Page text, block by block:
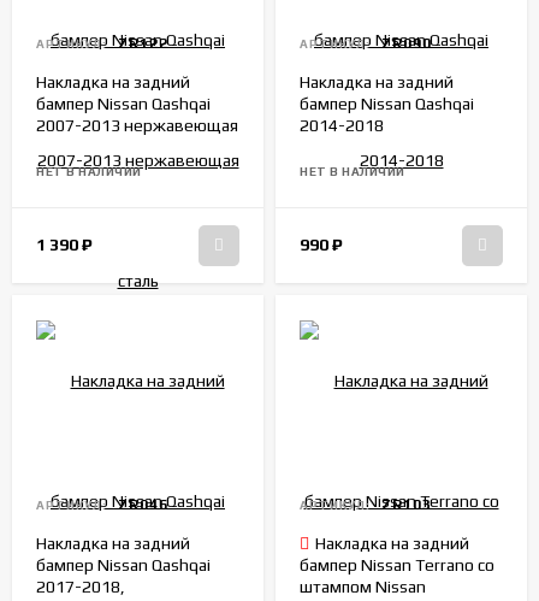
АРТИКУЛ: ZR122
Накладка на задний
бампер Nissan Qashqai
2007-2013 нержавеющая
НЕТ В НАЛИЧИИ
1 390₽
АРТИКУЛ: ZR090
Накладка на задний
бампер Nissan Qashqai
2014-2018
НЕТ В НАЛИЧИИ
990₽
АРТИКУЛ: ZR046
Накладка на задний
бампер Nissan Qashqai
2017-2018,
АРТИКУЛ: ZR103
Накладка на задний
бампер Nissan Terrano со
штампом Nissan